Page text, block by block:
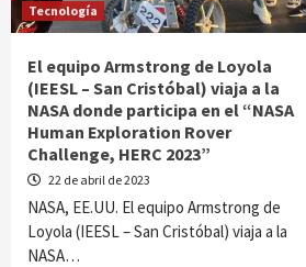
Tecnología
El equipo Armstrong de Loyola
(IEESL – San Cristóbal) viaja a la
NASA donde participa en el “NASA
Human Exploration Rover
Challenge, HERC 2023”
22 de abril de 2023
NASA, EE.UU. El equipo Armstrong de
Loyola (IEESL – San Cristóbal) viaja a la
NASA…